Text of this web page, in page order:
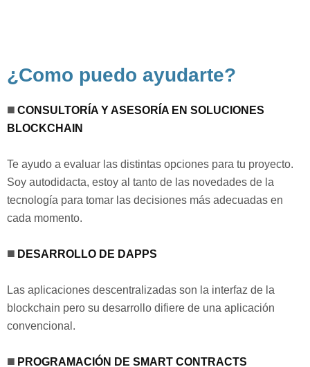
¿Como puedo ayudarte?
◼️ CONSULTORÍA Y ASESORÍA EN SOLUCIONES
BLOCKCHAIN
Te ayudo a evaluar las distintas opciones para tu proyecto.
Soy autodidacta, estoy al tanto de las novedades de la
tecnología para tomar las decisiones más adecuadas en
cada momento.
◼️ DESARROLLO DE DAPPS
Las aplicaciones descentralizadas son la interfaz de la
blockchain pero su desarrollo difiere de una aplicación
convencional.⁣
◼️ PROGRAMACIÓN DE SMART CONTRACTS